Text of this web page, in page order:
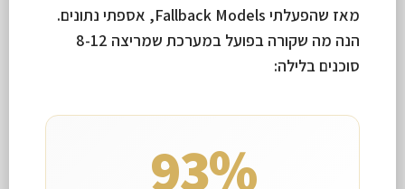
מאז שהפעלתי Fallback Models, אספתי נתונים.
הנה מה שקורה בפועל במערכת שמריצה 8-12
סוכנים בלילה:
93%